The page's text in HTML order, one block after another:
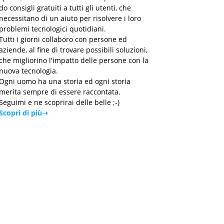
consigli gratuiti a tutti gli utenti, che
di un aiuto per risolvere i loro
tecnologici quotidiani.
i giorni collaboro con persone ed
al fine di trovare possibili soluzioni,
migliorino l'impatto delle persone con la
tecnologia.
uomo ha una storia ed ogni storia
sempre di essere raccontata.
e ne scoprirai delle belle ;-)
di più➝